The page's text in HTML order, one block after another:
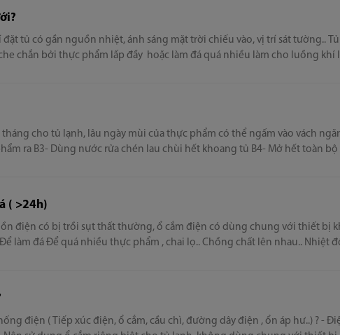
chắn bởi thực phẩm lấp đầy hoặc làm đá quá nhiều làm cho luồng
phù hợp với nhu cầu sử dụng và nhiệt độ môi trường
cho tủ lạnh, lâu ngày mùi của thực phẩm có thể ngấm vào vách ngăn gây ra B1- Rút
ra B3- Dùng nước rửa chén lau chùi hết khoang tủ B4- Mở hết toàn
( >24h)
làm đá Để quá nhiều thực phẩm , chai lọ.. Chồng chất lên nhau.. Nhiệt
nên làm đá bằng bịch ni lon hoặc khay to sẽ bị lâu đông đá và gây
điện ( Tiếp xúc điện, ổ cắm, cầu chì, đường dây điện , ổn áp hư..) ? -